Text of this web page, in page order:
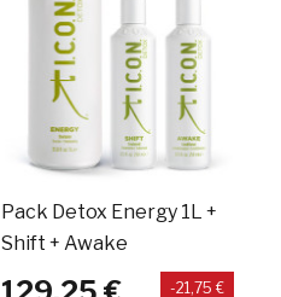
Pack Detox Energy 1L +
Shift + Awake
-21,75 €